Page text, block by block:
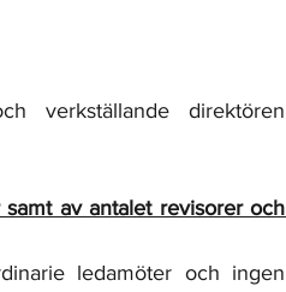
verkställande direktören
samt av antalet revisorer och
ledamöter och ingen